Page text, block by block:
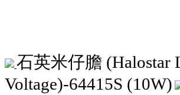
石英米仔膽 (Halostar
Voltage)-64415S (10W)